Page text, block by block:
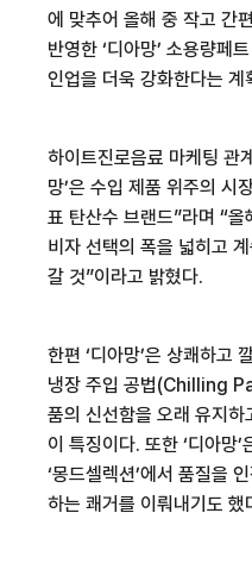
에 맞추어 올해 중 작고 간
반영한 ‘디아망’ 소용량페트
인업을 더욱 강화한다는 계
하이트진로음료 마케팅 관
망’은 수입 제품 위주의 시
표 탄산수 브랜드”라며 “올
비자 선택의 폭을 넓히고
갈 것”이라고 밝혔다.
한편 ‘디아망’은 상쾌하고
냉장 주입 공법(Chilling
품의 신선함을 오래 유지
이 특징이다. 또한 ‘디아망’
‘몽드셀렉션’에서 품질을
하는 쾌거를 이뤄내기도 했